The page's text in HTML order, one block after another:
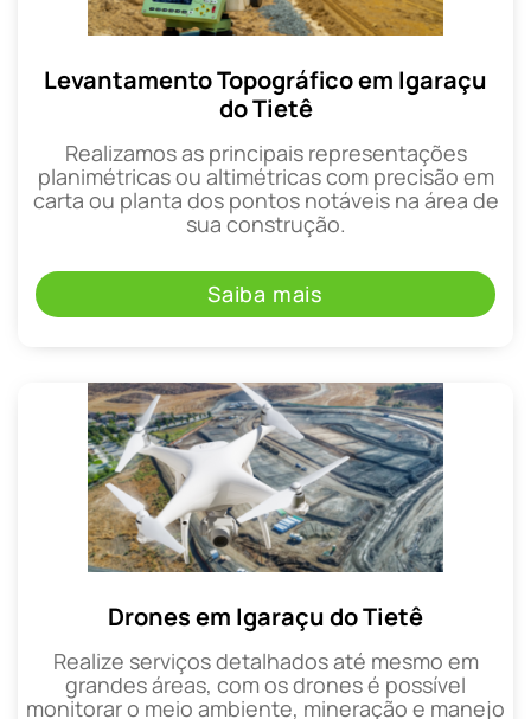
Levantamento Topográfico em Igaraçu
do Tietê
Realizamos as principais representações
planimétricas ou altimétricas com precisão em
carta ou planta dos pontos notáveis na área de
sua construção.
Saiba mais
Drones em Igaraçu do Tietê
Realize serviços detalhados até mesmo em
grandes áreas, com os drones é possível
monitorar o meio ambiente, mineração e manejo